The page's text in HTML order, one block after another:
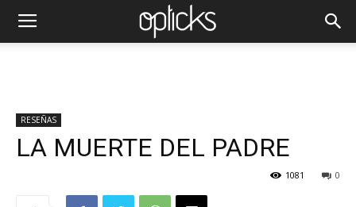
RESEÑAS
LA MUERTE DEL PADRE
0
1081